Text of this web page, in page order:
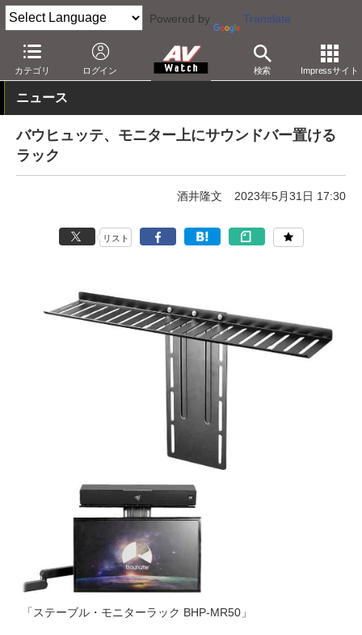
Powered by Translate
カテゴリ ログイン 検索 Impressサイト
AV Watch 製品 AV周辺機器
ニュース
バウヒュッテ、モニター上にサウンドバー置ける
ラック
酒井隆文 2023年5月31日 17:30
リスト
「ステーブル・モニターラック BHP-MR50」